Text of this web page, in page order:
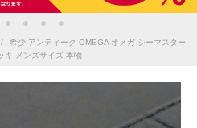
/
希少 アンティーク OMEGA オメガ シーマスター
キ メンズサイズ 本物